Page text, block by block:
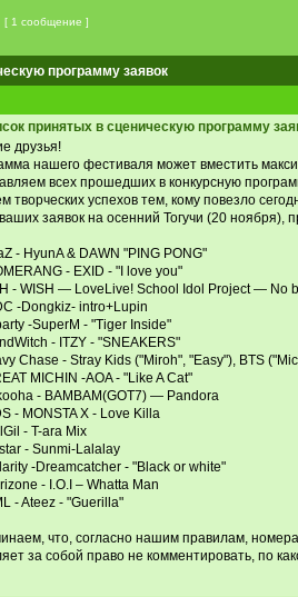
[ 1 сообщение ]
программу заявок
принятых в сценическую программу
друзья!
нашего фестиваля может вместить
всех прошедших в конкурсную
творческих успехов тем, кому повезло
заявок на осенний Тогучи (20 ноября),
- HyunA & DAWN "PING PONG"
- EXID - "I love you"
- WISH — LoveLive! School Idol Project — No
-Dongkiz- intro+Lupin
-SuperM - "Tiger Inside"
- ITZY - "SNEAKERS"
Chase - Stray Kids ("Miroh", "Easy"), BTS
MICHIN -AOA - "Like A Cat"
- BAMBAM(GOT7) — Pandora
- MONSTA X - Love Killa
- T-ara Mix
- Sunmi-Lalalay
-Dreamcatcher - "Black or white"
- I.O.I – Whatta Man
- Ateez - "Guerilla"
что, согласно нашим правилам,
за собой право не комментировать, по